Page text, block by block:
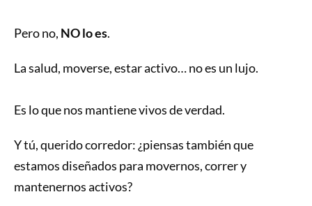
Pero no, NO lo es.
La salud, moverse, estar activo… no es un lujo.
Es lo que nos mantiene vivos de verdad.
Y tú, querido corredor: ¿piensas también que
estamos diseñados para movernos, correr y
mantenernos activos?